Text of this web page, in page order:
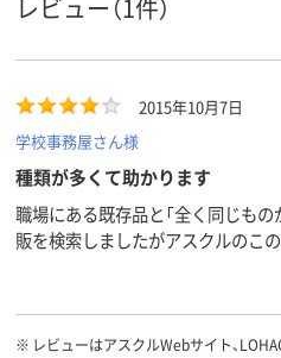
レビュー（1件）
2015年10月7日
学校事務屋さん様
種類が多くて助かります
職場にある既存品と「全く同じもの
販を検索しましたがアスクルのこ
量も100枚と多かったので小さな
※ レビューはアスクルWebサイト、